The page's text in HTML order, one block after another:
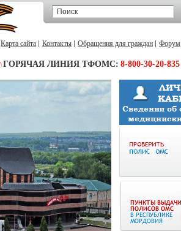
Карта сайта Контакты Обращения для граждан Форум
ГОРЯЧАЯ ЛИНИЯ ТФОМС: 8-800-30-20-835